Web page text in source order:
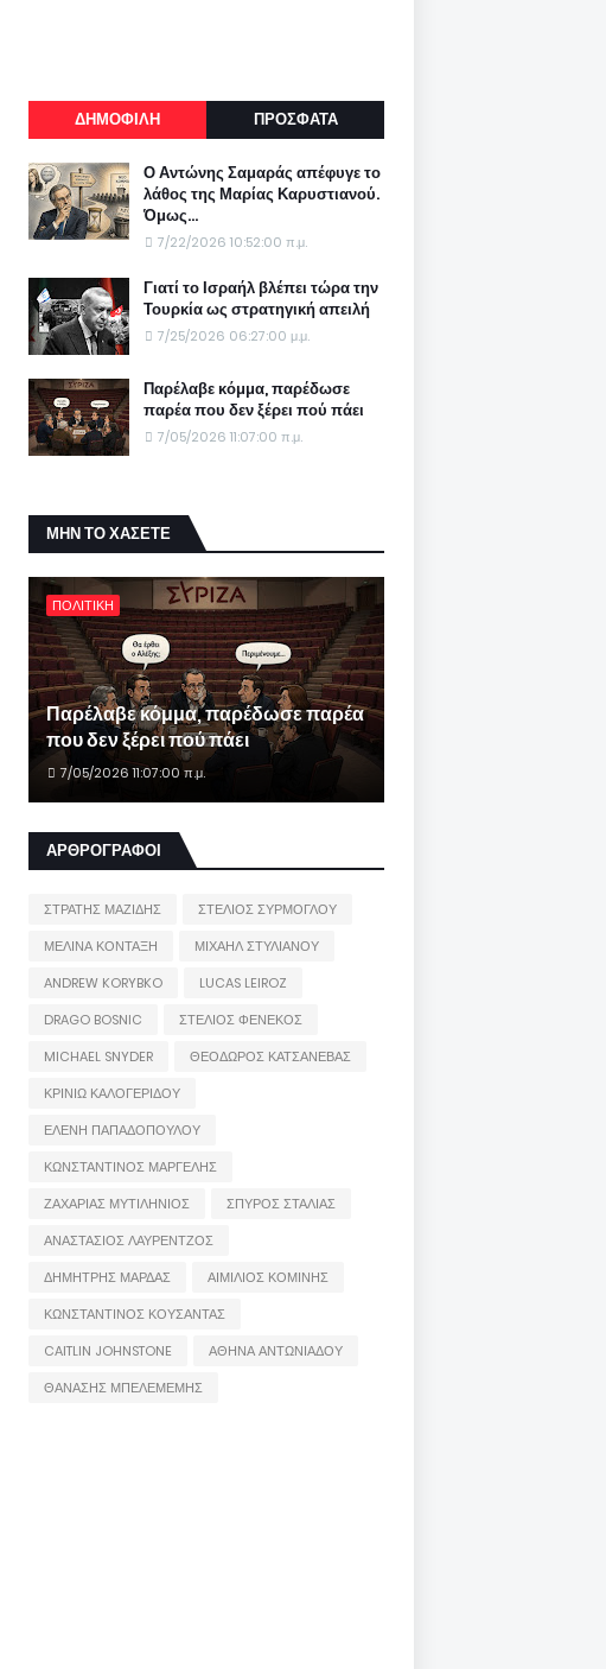
ΔΗΜΟΦΙΛΗ ΠΡΟΣΦΑΤΑ
Ο Αντώνης Σαμαράς απέφυγε το
λάθος της Μαρίας Καρυστιανού.
Όμως...
7/22/2026 10:52:00 π.μ.
Γιατί το Ισραήλ βλέπει τώρα την
Τουρκία ως στρατηγική απειλή
7/25/2026 06:27:00 μ.μ.
Παρέλαβε κόμμα, παρέδωσε
παρέα που δεν ξέρει πού πάει
7/05/2026 11:07:00 π.μ.
ΜΗΝ ΤΟ ΧΑΣΕΤΕ
ΠΟΛΙΤΙΚΗ
Παρέλαβε κόμμα, παρέδωσε παρέα
που δεν ξέρει πού πάει
7/05/2026 11:07:00 π.μ.
ΑΡΘΡΟΓΡΑΦΟΙ
ΣΤΡΑΤΗΣ ΜΑΖΙΔΗΣ
ΣΤΕΛΙΟΣ ΣΥΡΜΟΓΛΟΥ
ΜΕΛΙΝΑ ΚΟΝΤΑΞΗ
ΜΙΧΑΗΛ ΣΤΥΛΙΑΝΟΥ
ANDREW KORYBKO
LUCAS LEIROZ
DRAGO BOSNIC
ΣΤΕΛΙΟΣ ΦΕΝΕΚΟΣ
MICHAEL SNYDER
ΘΕΟΔΩΡΟΣ ΚΑΤΣΑΝΕΒΑΣ
ΚΡΙΝΙΩ ΚΑΛΟΓΕΡΙΔΟΥ
ΕΛΕΝΗ ΠΑΠΑΔΟΠΟΥΛΟΥ
ΚΩΝΣΤΑΝΤΙΝΟΣ ΜΑΡΓΕΛΗΣ
ΖΑΧΑΡΙΑΣ ΜΥΤΙΛΗΝΙΟΣ
ΣΠΥΡΟΣ ΣΤΑΛΙΑΣ
ΑΝΑΣΤΑΣΙΟΣ ΛΑΥΡΕΝΤΖΟΣ
ΔΗΜΗΤΡΗΣ ΜΑΡΔΑΣ
ΑΙΜΙΛΙΟΣ ΚΟΜΙΝΗΣ
ΚΩΝΣΤΑΝΤΙΝΟΣ ΚΟΥΣΑΝΤΑΣ
CAITLIN JOHNSTONE
ΑΘΗΝΑ ΑΝΤΩΝΙΑΔΟΥ
ΘΑΝΑΣΗΣ ΜΠΕΛΕΜΕΜΗΣ